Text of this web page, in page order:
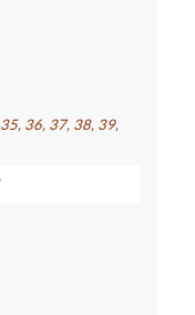
35, 36, 37, 38, 39,